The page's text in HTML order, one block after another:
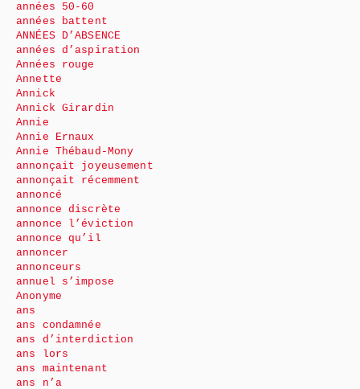
années 50-60
années battent
ANNÉES D’ABSENCE
années d’aspiration
Années rouge
Annette
Annick
Annick Girardin
Annie
Annie Ernaux
Annie Thébaud-Mony
annonçait joyeusement
annonçait récemment
annoncé
annonce discrète
annonce l’éviction
annonce qu’il
annoncer
annonceurs
annuel s’impose
Anonyme
ans
ans condamnée
ans d’interdiction
ans lors
ans maintenant
ans n’a